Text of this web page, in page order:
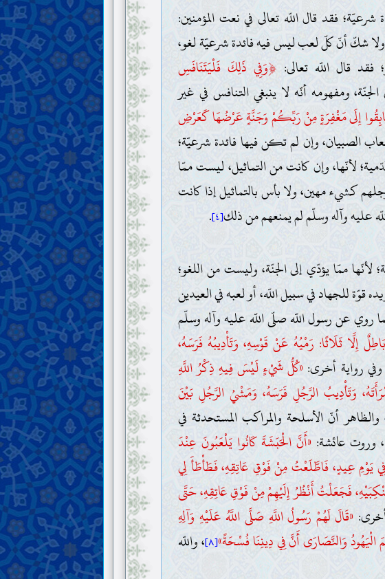
شرعيّة؛ فقد قال اللّه تعالى في نعت المؤمنين:
شكّ أنّ كلّ لعب ليس فيه فائدة شرعيّة لغو،
قال اللّه تعالى: ﴿وَفِي ذَلِكَ فَلْيَتَنَافَسِ
ومفهومه أنّه لا ينبغي التنافس في غير
إِلَى مَغْفِرَةٍ مِنْ رَبِّكُمْ وَجَنَّةٍ عَرْضُهَا كَعَرْضِ
الصبيان، وإن لم تكن فيها فائدة شرعيّة؛
لأنّها، وإن كانت من التماثيل، ليست ممّا
كشيء مهين، ولا بأس بالتماثيل إذا كانت
عليه وآله وسلّم لم يمنعهم من ذلك[٤] .
لأنّها ممّا يؤدّي إلى الجنّة، وليست من اللغو؛
قوّة للجهاد في سبيل اللّه، أو لعبه في العيدين
روي عن رسول اللّه صلّى اللّه عليه وآله وسلّم
إِلَّا ثَلَاثًا: رَمْيُهُ عَنْ قَوْسِهِ، وَتَأْدِيبُهُ فَرَسَهُ،
رواية أخرى:«كُلُّ شَيْءٍ لَيْسَ فِيهِ ذِكْرُ اللَّهِ
وَتَأْدِيبُ الرَّجُلِ فَرَسَهُ، وَمَشْيُ الرَّجُلِ بَيْنَ
والظاهر أنّ الأسلحة والمراكب المستحدثة في
وروت عائشة:«أَنَّ الْحَبَشَةَ كَانُوا يَلْعَبُونَ عِنْدَ
يَوْمِ عِيدٍ، فَاطَّلَعْتُ مِنْ فَوْقِ عَاتِقِهِ، فَطَأْطَأَ لِي
فَجَعَلْتُ أَنْظُرُ إِلَيْهِمْ مِنْ فَوْقِ عَاتِقِهِ، حَتَّى
«قَالَ لَهُمْ رَسُولُ اللَّهِ صَلَّى اللَّهُ عَلَيْهِ وَآلِهِ
الْيَهُودُ وَالنَّصَارَى أَنَّ فِي دِينِنَا فُسْحَةً»[٨] ، واللّه